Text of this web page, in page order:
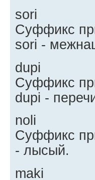
sori
Суффикс
sori -
dupi
Суффикс
dupi -
noli
Суффикс
- лысый.
maki